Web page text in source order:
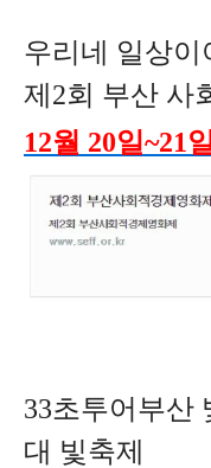
우리네 일상이
제2회 부산 사
12월 20일~21
33초투어부산
대 빛축제